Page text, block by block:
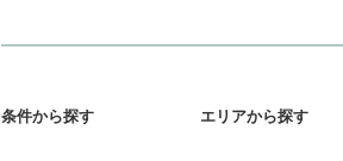
条件から探す エリアから探す